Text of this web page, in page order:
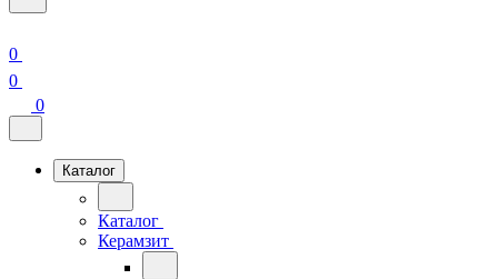
0
0
0
Каталог
Каталог
Керамзит